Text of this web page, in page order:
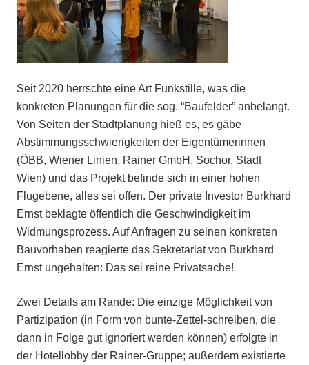
Seit 2020 herrschte eine Art Funkstille, was die
konkreten Planungen für die sog. “Baufelder” anbelangt.
Von Seiten der Stadtplanung hieß es, es gäbe
Abstimmungsschwierigkeiten der Eigentümerinnen
(ÖBB, Wiener Linien, Rainer GmbH, Sochor, Stadt
Wien) und das Projekt befinde sich in einer hohen
Flugebene, alles sei offen. Der private Investor Burkhard
Ernst beklagte öffentlich die Geschwindigkeit im
Widmungsprozess. Auf Anfragen zu seinen konkreten
Bauvorhaben reagierte das Sekretariat von Burkhard
Ernst ungehalten: Das sei reine Privatsache!
Zwei Details am Rande: Die einzige Möglichkeit von
Partizipation (in Form von bunte-Zettel-schreiben, die
dann in Folge gut ignoriert werden können) erfolgte in
der Hotellobby der Rainer-Gruppe; außerdem existierte